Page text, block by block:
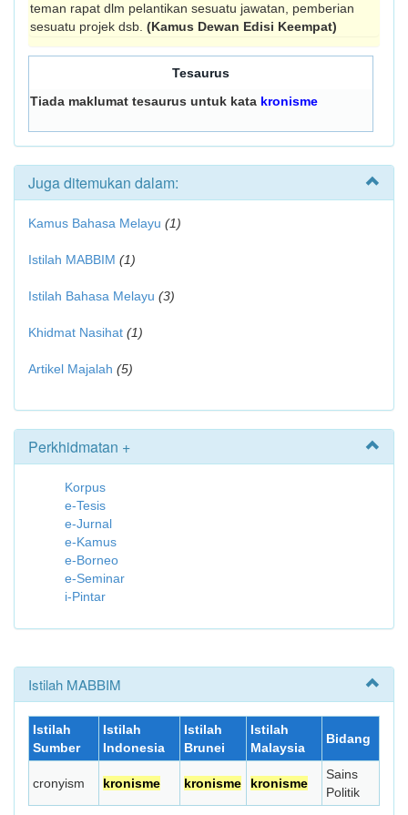
teman rapat dlm pelantikan sesuatu jawatan, pemberian
sesuatu projek dsb. (Kamus Dewan Edisi Keempat)
Tesaurus
Tiada maklumat tesaurus untuk kata kronisme
Juga ditemukan dalam:
Kamus Bahasa Melayu (1)
Istilah MABBIM (1)
Istilah Bahasa Melayu (3)
Khidmat Nasihat (1)
Artikel Majalah (5)
Perkhidmatan +
Korpus
e-Tesis
e-Jurnal
e-Kamus
e-Borneo
e-Seminar
i-Pintar
Istilah MABBIM
Istilah
Sumber
Istilah
Indonesia
Istilah
Brunei
Istilah
Malaysia
Bidang
cronyism kronisme kronisme kronisme
Sains
Politik